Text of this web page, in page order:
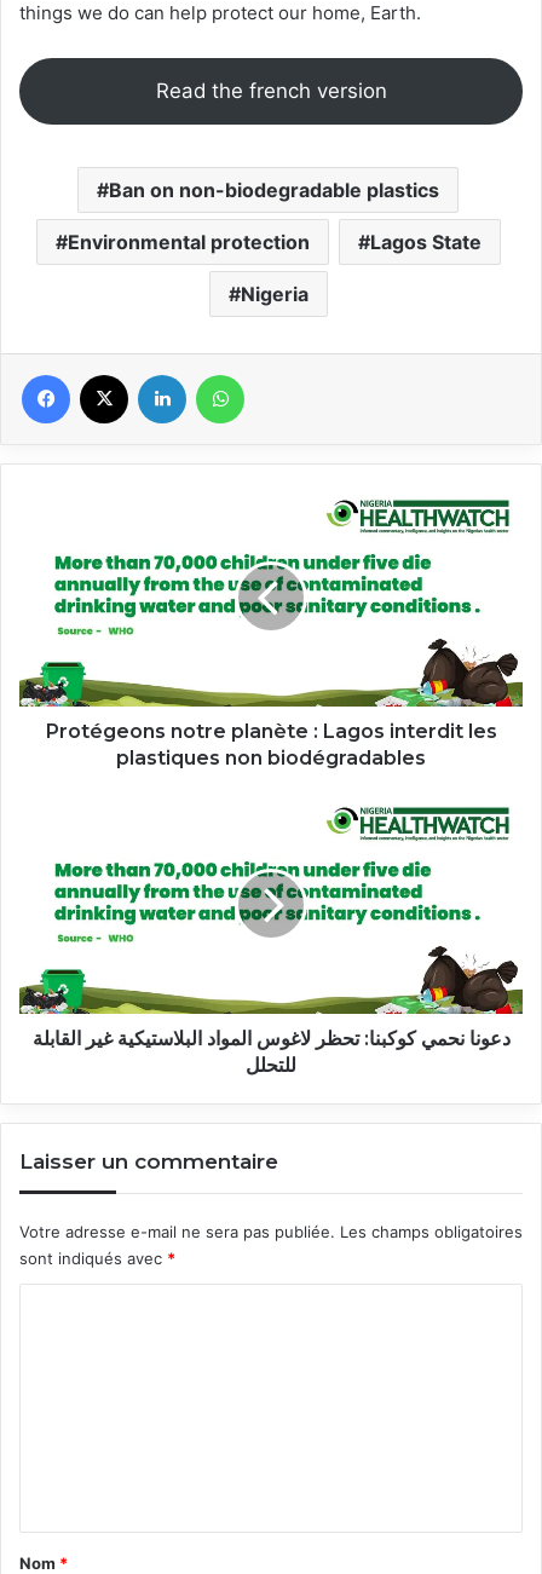
things we do can help protect our home, Earth.
Read the french version
Ban on non-biodegradable plastics
Environmental protection Lagos State
Nigeria
Facebook Linkedin
Lagos
interdit
plastiques
non
biodégradables
Protégeons notre planète : Lagos interdit les
plastiques non biodégradables
لاغوس
المواد
غير
القابلة
للتحلل
دعونا نحمي كوكبنا: تحظر لاغوس المواد البلاستيكية غير القابلة
للتحلل
Laisser un commentaire
Votre adresse e-mail ne sera pas publiée. Les champs obligatoires
sont indiqués avec *
a
Nom *